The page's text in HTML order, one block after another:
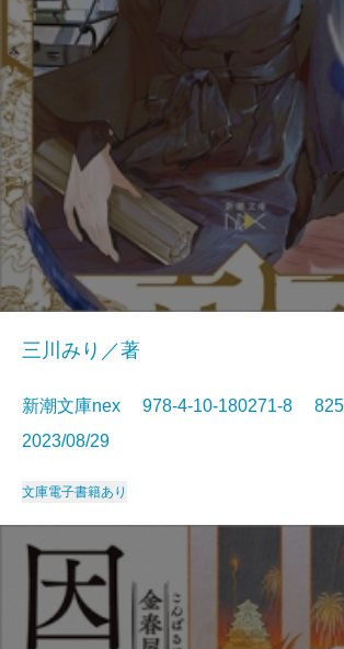
三川みり／著
新潮文庫nex 978-4-10-180271-8
2023/08/29
文庫電子書籍あり